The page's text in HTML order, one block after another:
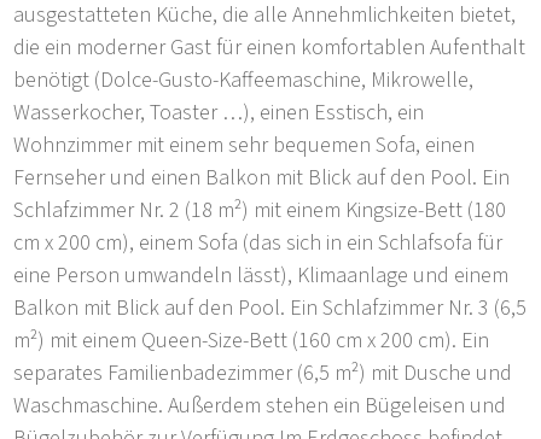
ausgestatteten Küche, die alle Annehmlichkeiten bietet,
die ein moderner Gast für einen komfortablen Aufenthalt
benötigt (Dolce-Gusto-Kaffeemaschine, Mikrowelle,
Wasserkocher, Toaster …), einen Esstisch, ein
Wohnzimmer mit einem sehr bequemen Sofa, einen
Fernseher und einen Balkon mit Blick auf den Pool. Ein
Schlafzimmer Nr. 2 (18 m²) mit einem Kingsize-Bett (180
cm x 200 cm), einem Sofa (das sich in ein Schlafsofa für
eine Person umwandeln lässt), Klimaanlage und einem
Balkon mit Blick auf den Pool. Ein Schlafzimmer Nr. 3 (6,5
m²) mit einem Queen-Size-Bett (160 cm x 200 cm). Ein
separates Familienbadezimmer (6,5 m²) mit Dusche und
Waschmaschine. Außerdem stehen ein Bügeleisen und